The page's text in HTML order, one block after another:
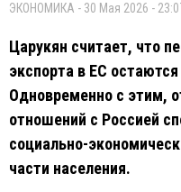
ЭКОНОМИКА - 30 Мая 2026 -
Царукян считает, что
экспорта в ЕС
Одновременно с этим,
отношений с Россией
социально-
части населения.